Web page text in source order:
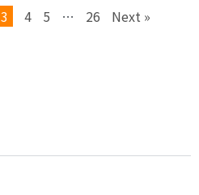
3 4 5 … 26 Next »